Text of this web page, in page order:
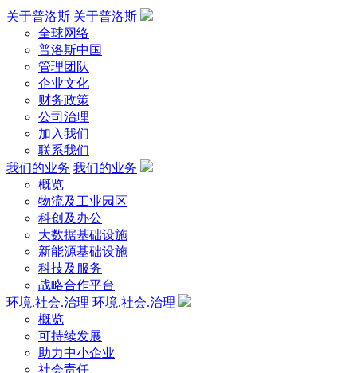
关于普洛斯 关于普洛斯
全球网络
普洛斯中国
管理团队
企业文化
财务政策
公司治理
加入我们
联系我们
我们的业务 我们的业务
概览
物流及工业园区
科创及办公
大数据基础设施
新能源基础设施
科技及服务
战略合作平台
环境.社会.治理 环境.社会.治理
概览
可持续发展
助力中小企业
社会责任